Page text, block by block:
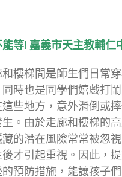
等! 嘉義市天主教輔仁
樓梯間是師生們日常
時也是同學們嬉戲打
這些地方，意外滑倒或
。由於走廊和樓梯的
的潛在風險常常被忽
才引起重視。因此，
預防措施，能讓孩子